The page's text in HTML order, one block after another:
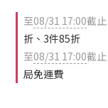
至08/31 17:00截止
折、3件85折
至08/31 17:00截止
局免運費